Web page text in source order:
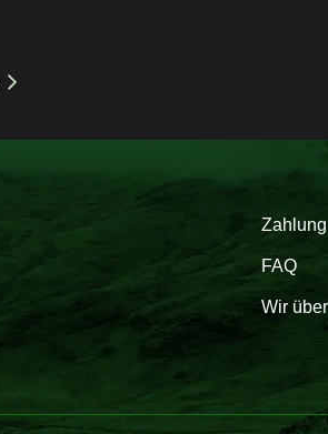
Zahlung
FAQ
Wir